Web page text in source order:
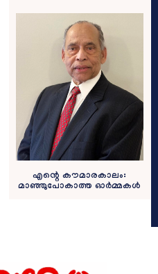
എന്റെ കൗമാരകാലം:
മാഞ്ഞുപോകാത്ത ഓർമ്മകൾ